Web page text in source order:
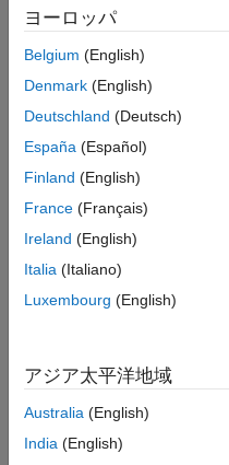
ヨーロッパ
Belgium (English)
Denmark (English)
Deutschland (Deutsch)
España (Español)
Finland (English)
France (Français)
Ireland (English)
Italia (Italiano)
Luxembourg (English)
アジア太平洋地域
Australia (English)
India (English)
トラストセンター
違法コピー防止
アプリ
© 1994-2026 The